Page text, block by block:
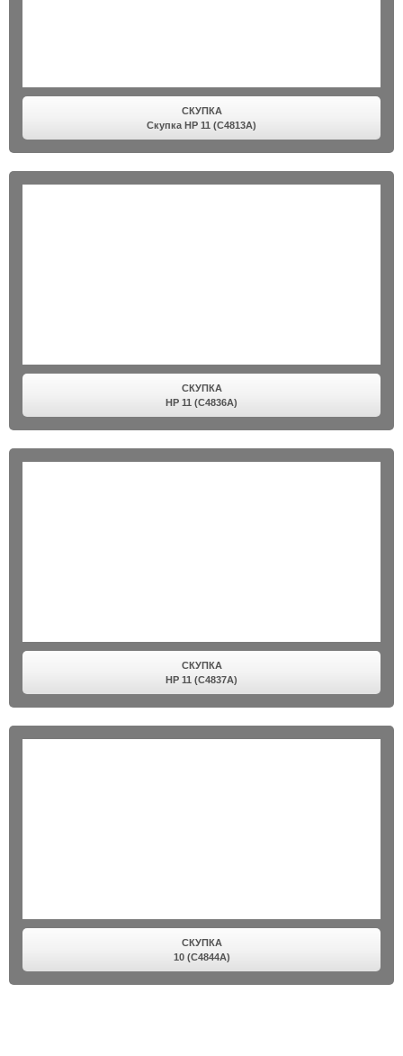
СКУПКА
Скупка HP 11 (C4813A)
СКУПКА
HP 11 (C4836A)
СКУПКА
HP 11 (C4837A)
СКУПКА
10 (C4844A)